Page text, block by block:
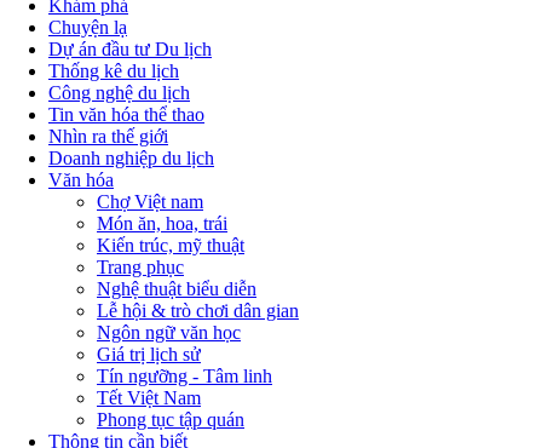
Khám phá
Chuyện lạ
Dự án đầu tư Du lịch
Thống kê du lịch
Công nghệ du lịch
Tin văn hóa thể thao
Nhìn ra thế giới
Doanh nghiệp du lịch
Văn hóa
Chợ Việt nam
Món ăn, hoa, trái
Kiến trúc, mỹ thuật
Trang phục
Nghệ thuật biểu diễn
Lễ hội & trò chơi dân gian
Ngôn ngữ văn học
Giá trị lịch sử
Tín ngưỡng - Tâm linh
Tết Việt Nam
Phong tục tập quán
Thông tin cần biết